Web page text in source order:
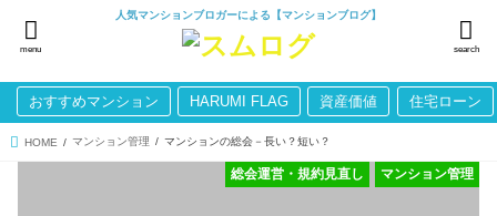
人気マンションブロガーによる【マンションブログ】
search
menu
おすすめマンション HARUMI FLAG 資産価値 住宅ローン
HOME マンション管理 マンションの総会－長い？短い？
マンション管理
総会運営・規約見直し